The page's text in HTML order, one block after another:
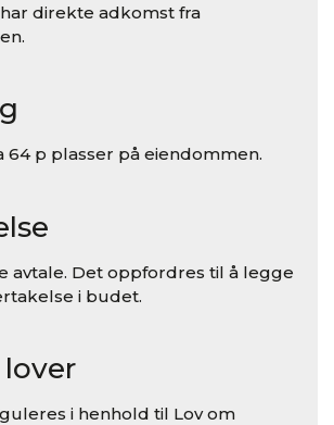
direkte adkomst fra
64 p plasser på eiendommen.
avtale. Det oppfordres til å legge
i budet.
lover
i henhold til Lov om